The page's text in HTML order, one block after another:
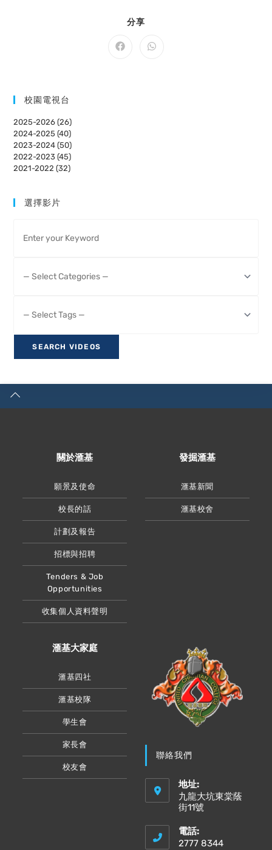
分享
CONTENT
Opens
Opens
校園電視台
2025-2026 (26)
2024-2025 (40)
2023-2024 (50)
2022-2023 (45)
2021-2022 (32)
選擇影片
關於滙基
願景及使命
校長的話
計劃及報告
招標與招聘
Tenders & Job
Opportunities
收集個人資料聲明
發掘滙基
滙基新聞
滙基校舍
滙基大家庭
滙基四社
滙基校隊
學生會
家長會
校友會
聯絡我們
地址:
九龍大坑東棠蔭
街11號
電話:
2777 8344